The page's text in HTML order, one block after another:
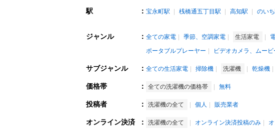
駅 ： 宝永町駅 桟橋通五丁目駅 高知駅 のい
ジャンル ： 全ての家電 季節、空調家電 生活家電
ポータブルプレーヤー
ビデオカメラ、ムービ
サブジャンル ： 全ての生活家電 掃除機 洗濯機 乾燥機
価格帯 ： 全ての洗濯機の価格帯 無料
投稿者 ： 洗濯機の全て 個人 販売業者
オンライン決済 ： 洗濯機の全て オンライン決済投稿のみ